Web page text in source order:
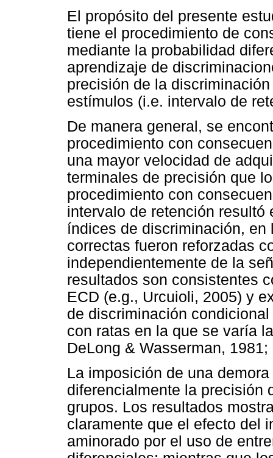
El propósito del presente
tiene el procedimiento de
mediante la probabilidad
aprendizaje de
precisión de la
estímulos (i.e. intervalo de
De manera general, se
procedimiento con
una mayor velocidad de
terminales de precisión que
procedimiento con
intervalo de retención resultó
índices de discriminación,
correctas fueron reforzadas
independientemente de la
resultados son consistentes
ECD (e.g., Urcuioli, 2005) y
de discriminación
con ratas en la que se varía
DeLong & Wasserman,
La imposición de una
diferencialmente la precisión
grupos. Los resultados
claramente que el efecto del
aminorado por el uso de